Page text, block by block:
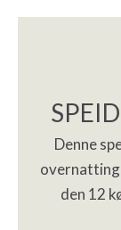
Denne
overnatting
den 12